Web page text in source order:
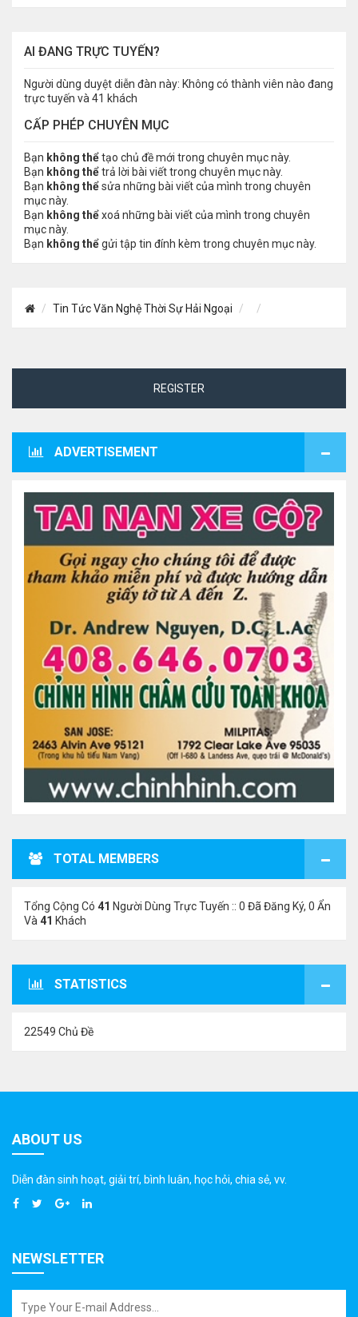
AI ĐANG TRỰC TUYẾN?
Người dùng duyệt diễn đàn này: Không có thành viên nào đang
trực tuyến và 41 khách
CẤP PHÉP CHUYÊN MỤC
Bạn không thểtạo chủ đề mới trong chuyên mục này.
Bạn không thểtrả lời bài viết trong chuyên mục này.
Bạn không thểsửa những bài viết của mình trong chuyên
mục này.
Bạn không thểxoá những bài viết của mình trong chuyên
mục này.
Bạn không thểgửi tập tin đính kèm trong chuyên mục này.
Tin Tức Văn Nghệ Thời Sự Hải Ngoại
REGISTER
ADVERTISEMENT
TOTAL MEMBERS
Tổng Cộng Có 41 Người Dùng Trực Tuyến :: 0 Đã Đăng Ký, 0 Ẩn
Và 41 Khách
STATISTICS
22549 Chủ Đề
ABOUT US
Diễn đàn sinh hoạt, giải trí, bình luân, học hỏi, chia sẻ, vv.
NEWSLETTER